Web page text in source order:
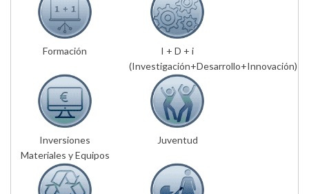
Formación
I + D + i
(Investigación+Desarrollo+Innovación)
Inversiones
Materiales y Equipos
Juventud